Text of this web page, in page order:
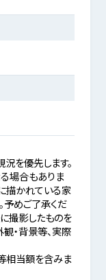
を優先します。
場合もありま
描かれている家
予めご了承くだ
撮影したものを
・背景等、実際
相当額を含みま